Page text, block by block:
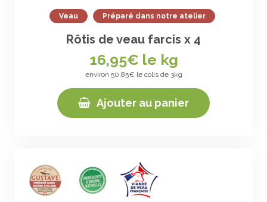
Veau Préparé dans notre atelier
Rôtis de veau farcis x 4
16,95€ le kg
environ 50,85€ le colis de 3kg
Ajouter au panier